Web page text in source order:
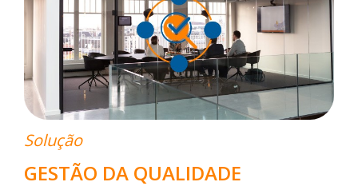
Solução
GESTÃO DA QUALIDADE